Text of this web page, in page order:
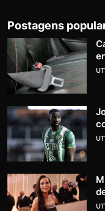
Postagens